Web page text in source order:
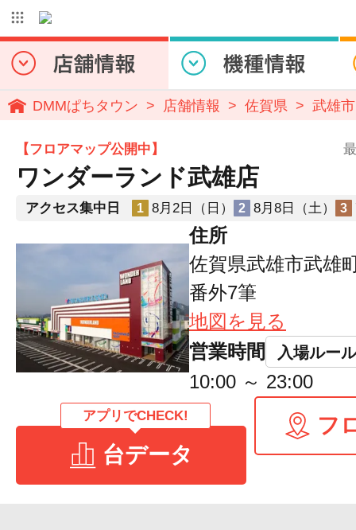
DMMぱちタウン 店舗情報 佐賀県 武雄市
【フロアマップ公開中】
ワンダーランド武雄店
アクセス集中日 1 8月2日（日） 2 8月8日（土） 3
住所
佐賀県武雄市武雄
番外7筆
地図を見る
営業時間
入場ルール
10:00 ～ 23:00
アプリでCHECK!
台データ
フ